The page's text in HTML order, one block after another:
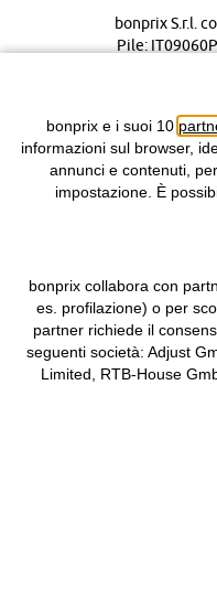
bonprix S.r.l.
Pile:
bonprix e i suoi 10
informazioni sul browser,
annunci e contenuti,
impostazione. È
bonprix collabora con
es. profilazione) o per
partner richiede il
seguenti società: Adjust
Limited, RTB-House